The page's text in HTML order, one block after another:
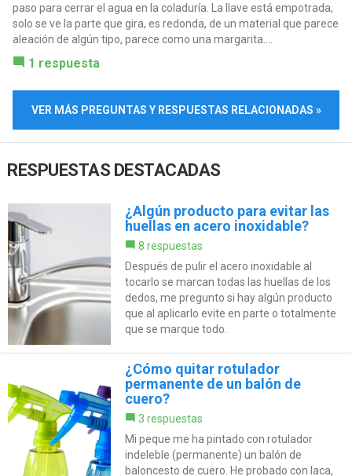
paso para cerrar el agua en la coladuría. La llave está empotrada,
solo se ve la parte que gira, es redonda, de un material que parece
aleación de algún tipo, parece como una margarita....
1 respuesta
VER MÁS PREGUNTAS Y RESPUESTAS RELACIONADAS »
RESPUESTAS DESTACADAS
¿Algún producto para evitar las
huellas en acero inoxidable?
8 respuestas
Después de pulir el acero inoxidable al
tocarlo se marcan todas las huellas de los
dedos, me pregunto si hay algún producto
que al aplicarlo evite en parte o totalmente
que se marque todo.
¿Cómo quitar rotulador
permanente de un balón de
cuero?
3 respuestas
Mi peque me ha pintado con rotulador
indeleble (permanente) un balón de
baloncesto de cuero. He probado con laca,